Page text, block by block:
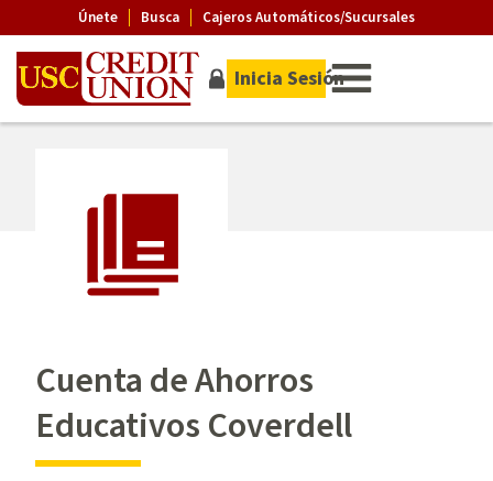
Únete Busca Cajeros Automáticos/Sucursales
Inicia Sesión
Cuenta de Ahorros
Educativos Coverdell